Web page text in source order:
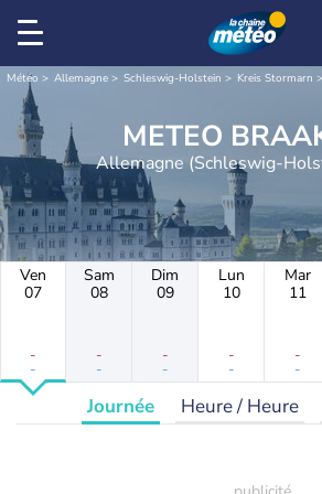
Météo Allemagne Schleswig-Holstein Kreis Stormarn
METEO
Allemagne (Schleswig-
Ven
07
-
-
Sam
08
-
-
Dim
09
-
-
Lun
10
-
-
Mar
11
-
-
Journée Heure / Heure